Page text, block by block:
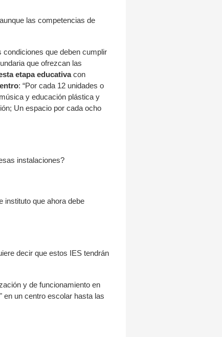
las competencias de
condiciones que deben cumplir
que ofrezcan las
etapa educativacon
: “Por cada 12 unidades o
y educación plástica y
Un espacio por cada ocho
instalaciones?
instituto que ahora debe
decir que estos IES tendrán
y de funcionamiento en
en un centro escolar hasta las